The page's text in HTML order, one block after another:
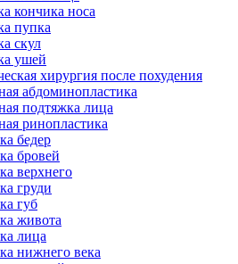
кончика носа
пупка
скул
ушей
хирургия после похудения
абдоминопластика
подтяжка лица
ринопластика
бедер
бровей
верхнего
груди
губ
живота
лица
нижнего века